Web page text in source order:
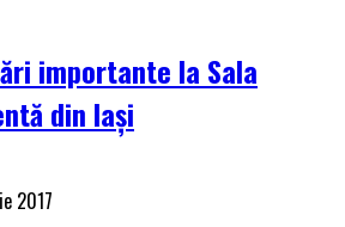
importante la Sala
din Iași
2017